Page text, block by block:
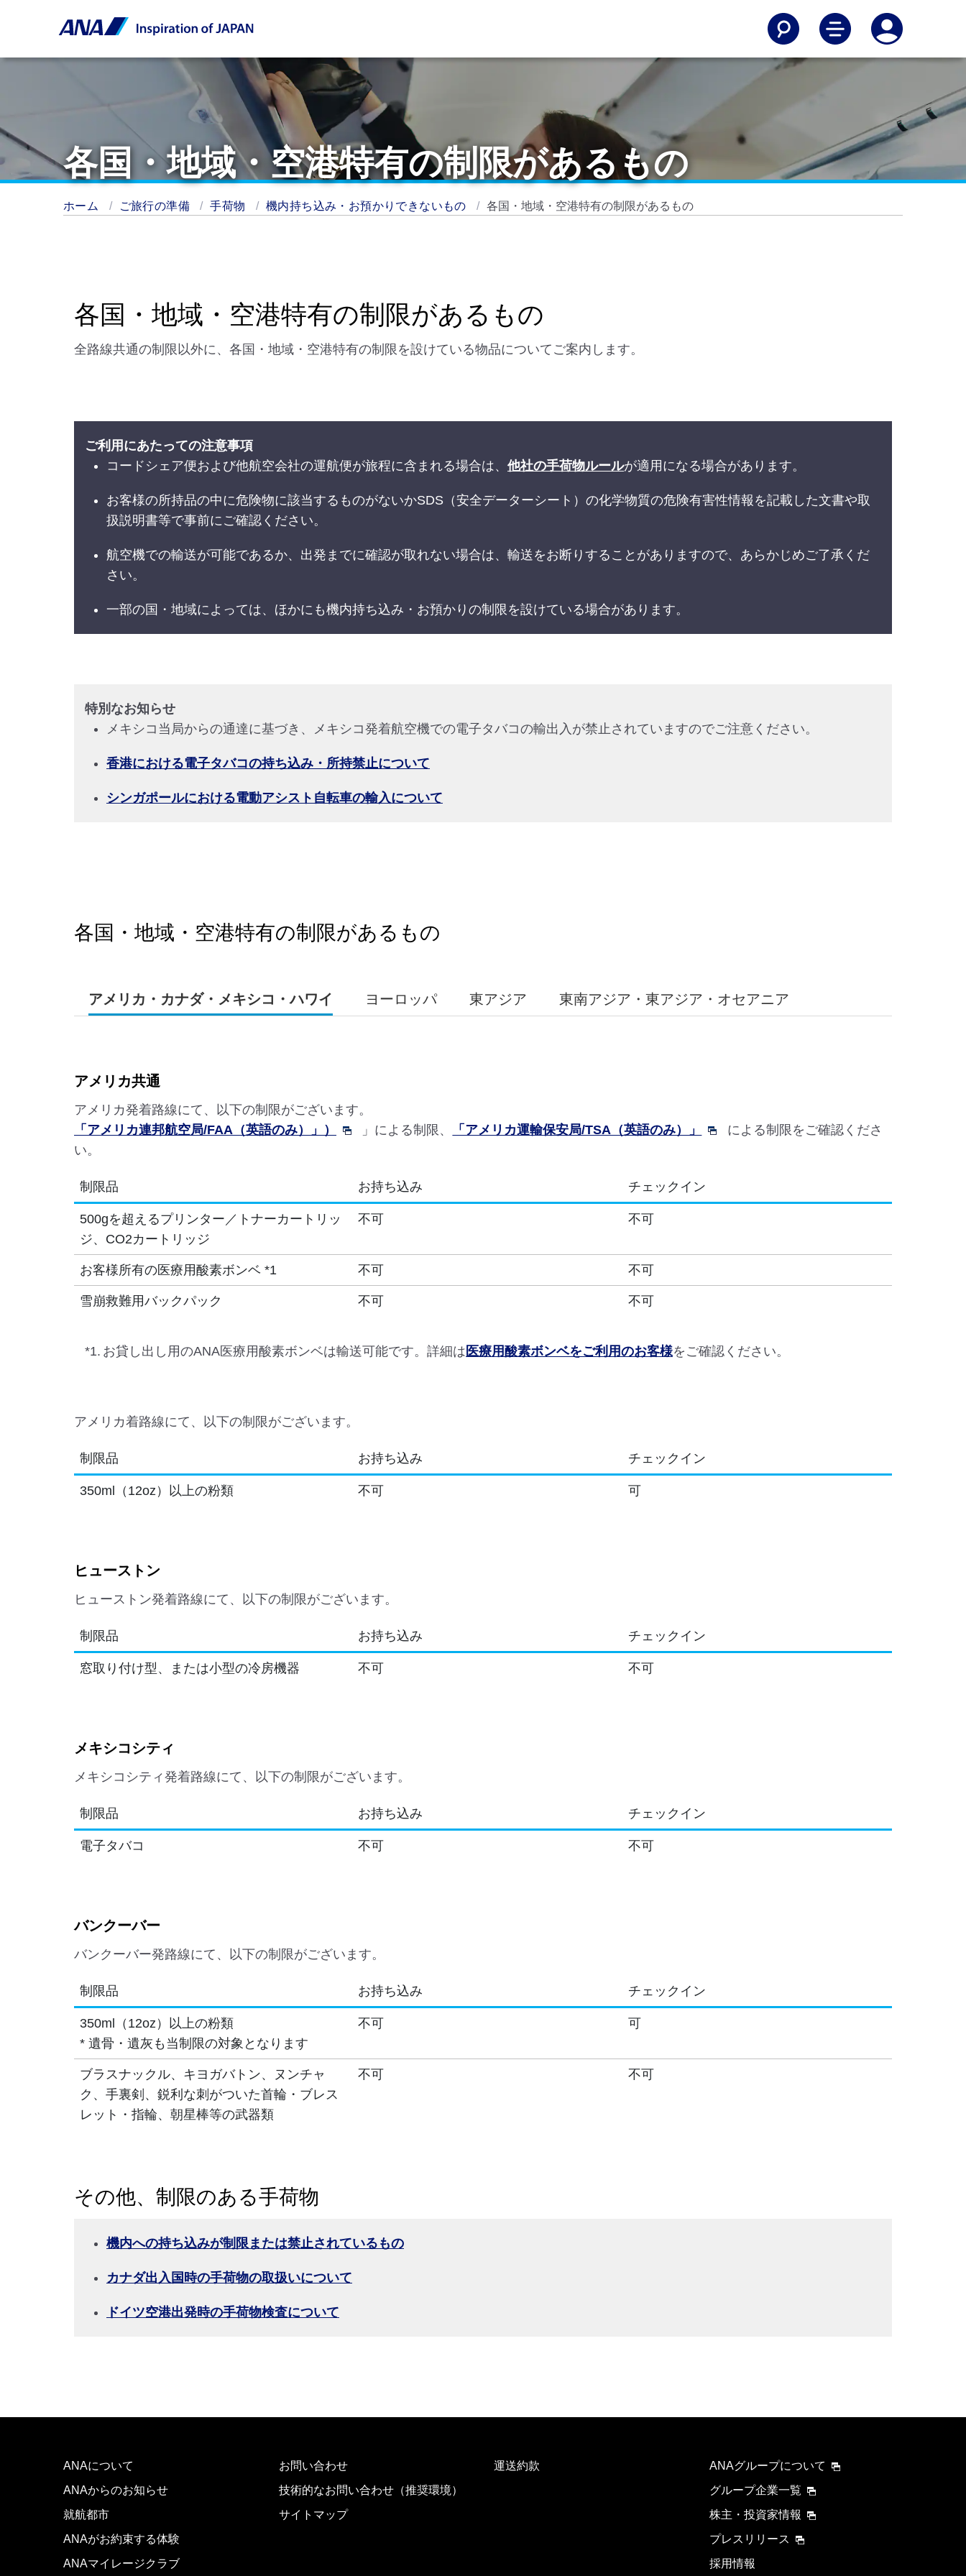
各国・地域・空港特有の制限があるもの
ホーム ご旅行の準備 手荷物 機内持ち込み・お預かりできないもの 各国・地域・空港特有の制限があるもの
各国・地域・空港特有の制限があるもの
全路線共通の制限以外に、各国・地域・空港特有の制限を設けている物品についてご案内します。
ご利用にあたっての注意事項
コードシェア便および他航空会社の運航便が旅程に含まれる場合は、 他社の手荷物ルールが適用になる場合があります。
お客様の所持品の中に危険物に該当するものがないかSDS（安全データーシート）の化学物質の危険有害性情報を記載した文書や取
扱説明書等で事前にご確認ください。
航空機での輸送が可能であるか、出発までに確認が取れない場合は、輸送をお断りすることがありますので、あらかじめご了承くだ
さい。
一部の国・地域によっては、ほかにも機内持ち込み・お預かりの制限を設けている場合があります。
特別なお知らせ
メキシコ当局からの通達に基づき、メキシコ発着航空機での電子タバコの輸出入が禁止されていますのでご注意ください。
香港における電子タバコの持ち込み・所持禁止について
シンガポールにおける電動アシスト自転車の輸入について
各国・地域・空港特有の制限があるもの
アメリカ・カナダ・メキシコ・ハワイ ヨーロッパ 東アジア 東南アジア・東アジア・オセアニア
アメリカ共通
アメリカ発着路線にて、以下の制限がございます。
「アメリカ連邦航空局/FAA（英語のみ）」）
」による制限、 「アメリカ運輸保安局/TSA（英語のみ）」
による制限をご確認くださ
い。
制限品 お持ち込み チェックイン
500gを超えるプリンター／トナーカートリッ
ジ、CO2カートリッジ
不可 不可
お客様所有の医療用酸素ボンベ *1 不可 不可
雪崩救難用バックパック 不可 不可
*1. お貸し出し用のANA医療用酸素ボンベは輸送可能です。詳細は 医療用酸素ボンベをご利用のお客様をご確認ください。
アメリカ着路線にて、以下の制限がございます。
制限品 お持ち込み チェックイン
350ml（12oz）以上の粉類 不可 可
ヒューストン
ヒューストン発着路線にて、以下の制限がございます。
制限品 お持ち込み チェックイン
窓取り付け型、または小型の冷房機器 不可 不可
メキシコシティ
メキシコシティ発着路線にて、以下の制限がございます。
制限品 お持ち込み チェックイン
電子タバコ 不可 不可
バンクーバー
バンクーバー発路線にて、以下の制限がございます。
制限品 お持ち込み チェックイン
350ml（12oz）以上の粉類
* 遺骨・遺灰も当制限の対象となります
不可 可
ブラスナックル、キヨガバトン、ヌンチャ
ク、手裏剣、鋭利な刺がついた首輪・ブレス
レット・指輪、朝星棒等の武器類
不可 不可
その他、制限のある手荷物
機内への持ち込みが制限または禁止されているもの
カナダ出入国時の手荷物の取扱いについて
ドイツ空港出発時の手荷物検査について
ANAについて
ANAからのお知らせ
就航都市
ANAがお約束する体験
ANAマイレージクラブ
お問い合わせ
技術的なお問い合わせ（推奨環境）
サイトマップ
運送約款
ANAグループについて
グループ企業一覧
株主・投資家情報
プレスリリース
採用情報